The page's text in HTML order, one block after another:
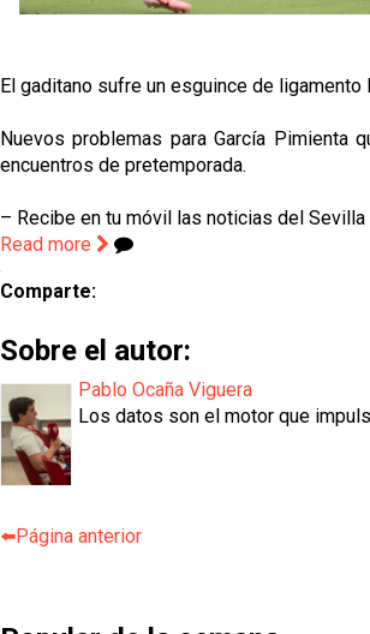
El gaditano sufre un esguince de
Nuevos problemas para García
encuentros de pretemporada.
– Recibe en tu móvil las noticias del
Read more
Comparte:
Sobre el autor:
Pablo Ocaña Viguera
Los datos son el motor que
⬅️Página anterior